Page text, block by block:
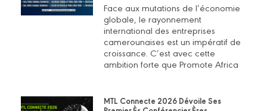
Face aux mutations de l’économie
globale, le rayonnement
international des entreprises
camerounaises est un impératif de
croissance. C’est avec cette
ambition forte que Promote Africa
MTL Connecte 2026 Dévoile Ses